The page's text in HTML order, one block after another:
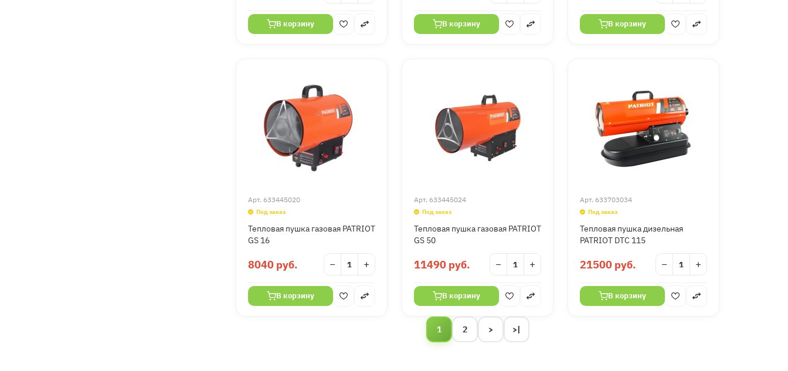
В корзину В корзину В корзину
Арт. 633445020
Под заказ
Тепловая пушка газовая PATRIOT
GS 16
8040 руб. − +
В корзину
Арт. 633445024
Под заказ
Тепловая пушка газовая PATRIOT
GS 50
11490 руб. − +
В корзину
Арт. 633703034
Под заказ
Тепловая пушка дизельная
PATRIOT DTC 115
21500 руб. − +
В корзину
1 2 > >|